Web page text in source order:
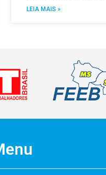
LEIA MAIS »